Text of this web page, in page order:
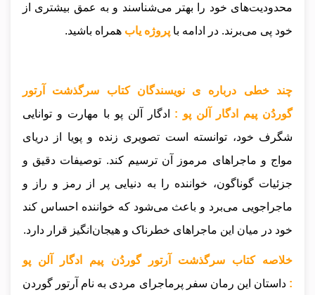
محدودیت‌های خود را بهتر می‌شناسند و به عمق بیشتری از
خود پی می‌برند. در ادامه با پروژه یاب همراه باشید.
چند خطی درباره ی نویسندگان کتاب سرگذشت آرتور
گوردُن پیم ادگار آلن‌ پو :
ادگار آلن پو با مهارت و توانایی
شگرف خود، توانسته است تصویری زنده و پویا از دریای
مواج و ماجراهای مرموز آن ترسیم کند. توصیفات دقیق و
جزئیات گوناگون، خواننده را به دنیایی پر از رمز و راز و
ماجراجویی می‌برد و باعث می‌شود که خواننده احساس کند
خود در میان این ماجراهای خطرناک و هیجان‌انگیز قرار دارد.
خلاصه کتاب سرگذشت آرتور گوردُن پیم ادگار آلن‌ پو
: داستان این رمان سفر پرماجرای مردی به نام آرتور گوردن